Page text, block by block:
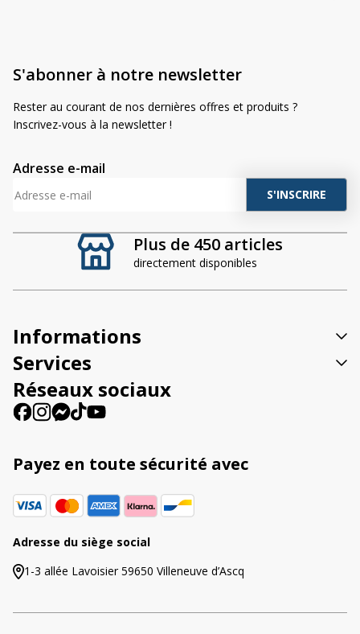
Plus de 450 articles
directement disponibles
S'abonner à notre newsletter
Rester au courant de nos dernières offres et produits ?
Inscrivez-vous à la newsletter !
Adresse e-mail
A
t
v
e
Informations
Services
Réseaux sociaux
Payez en toute sécurité avec
Adresse du siège social
1-3 allée Lavoisier 59650 Villeneuve d’Ascq